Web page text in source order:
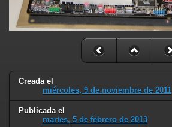
Creada el
miércoles, 9 de noviembre de 2011
Publicada el
martes, 5 de febrero de 2013